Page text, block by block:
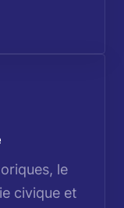
le
civique et